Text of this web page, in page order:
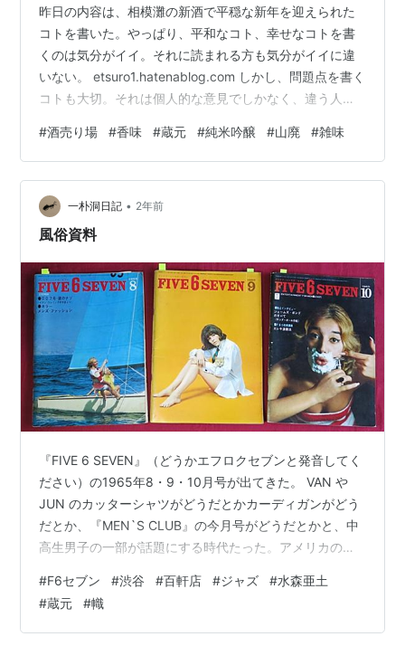
昨日の内容は、相模灘の新酒で平穏な新年を迎えられた
コトを書いた。やっぱり、平和なコト、幸せなコトを書
くのは気分がイイ。それに読まれる方も気分がイイに違
いない。 etsuro1.hatenablog.com しかし、問題点を書く
コトも大切。それは個人的な意見でしかなく、違う人に
ワガハイと似た趣向の方にとっては貴重な情報になる場
合だってあるのだ。 というワケで、こういう前振りをし
たということは、本日は芳しくなかった結果を書くワケ
だ。 静岡酒である 基本的に静岡の酒には好きなモノがあ
る。先ずは「杉錦」だし、「喜久酔」も良い。「森本」
#酒売り場 #香味 #蔵元 #純米吟醸 #山廃 #雑味
一朴洞日記 • 2年前
風俗資料
『FIVE 6 SEVEN』（どうかエフロクセブンと発音してく
ださい）の1965年8・9・10月号が出てきた。 VAN や
JUN のカッターシャツがどうだとかカーディガンがどう
だとか、『MEN`S CLUB』の今月号がどうだとかと、中
高生男子の一部が話題にする時代たった。アメリカの中
ックなんぞともてはやしていた時代だ。 それには染まら
なかった。私が好きなアメリカは「ジョン・フォードな
アメリカ」であって「ワーナーブラザースなアメリカ」
#F6セブン #渋谷 #百軒店 #ジャズ #水森亜土
#蔵元 #幟